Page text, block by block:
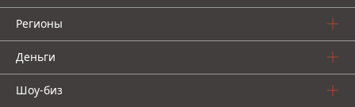
Регионы
Деньги
Шоу-биз